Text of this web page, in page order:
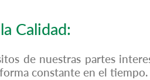
Calidad:
de nuestras partes
constante en el tiempo.